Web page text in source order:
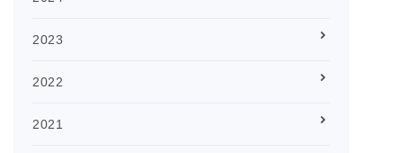
2023
2022
2021